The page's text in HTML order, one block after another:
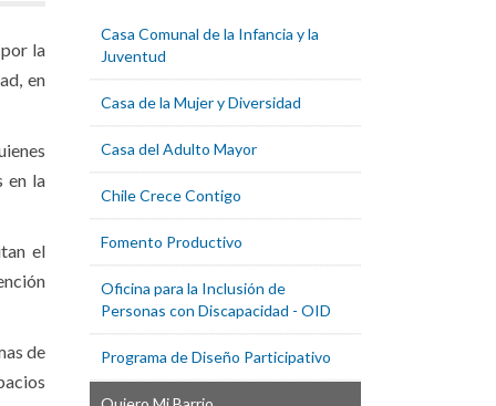
la
en
en la
el
de
Casa Comunal de la Infancia y la
Juventud
Casa de la Mujer y Diversidad
Casa del Adulto Mayor
Chile Crece Contigo
Fomento Productivo
Oficina para la Inclusión de
Personas con Discapacidad - OID
Programa de Diseño Participativo